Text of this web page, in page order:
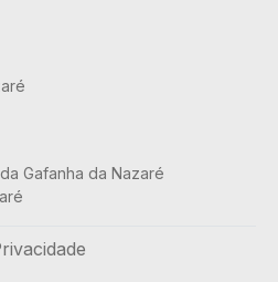
Gafanha da Nazaré